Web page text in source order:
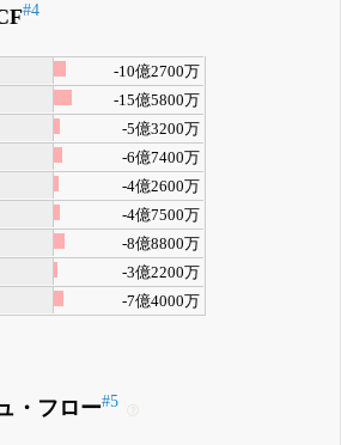
#4
-10億2700万
-15億5800万
-5億3200万
-6億7400万
-4億2600万
-4億7500万
-8億8800万
-3億2200万
-7億4000万
・フロー#5